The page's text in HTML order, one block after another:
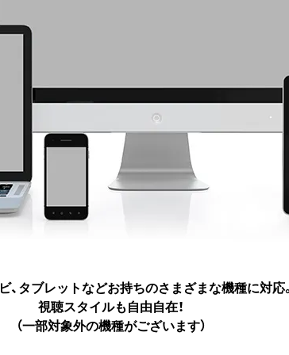
、タブレットなどお持ちのさまざまな機種に対応
視聴スタイルも自由自在！
（一部対象外の機種がございます）